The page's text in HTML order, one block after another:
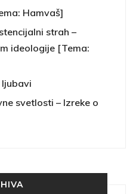
Hamvaš]
strah –
ideologije [Tema:
svetlosti – Izreke o